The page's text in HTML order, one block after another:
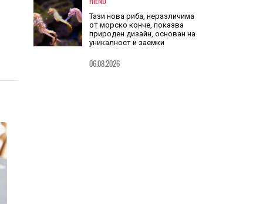
05.08.2026
HIEND
Тази нова риба, неразличима
природен дизайн, основан на